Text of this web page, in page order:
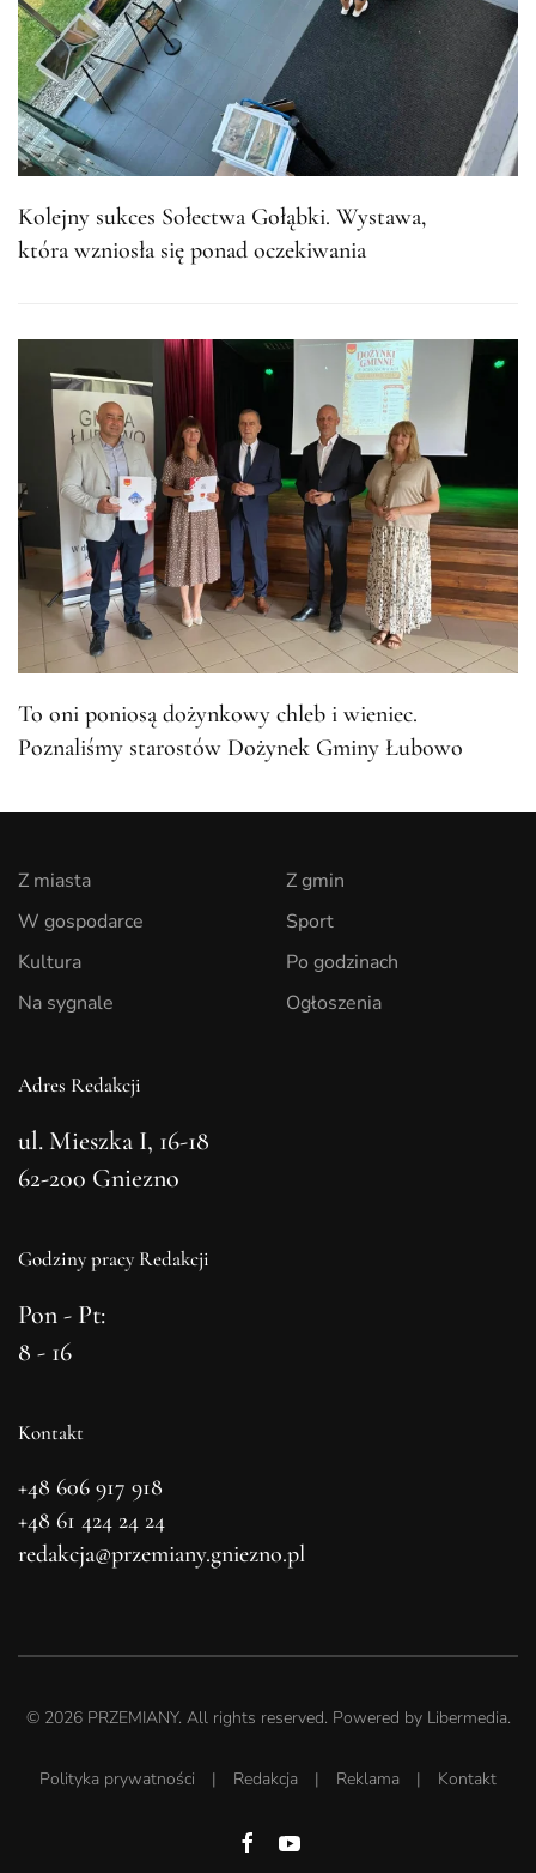
Kolejny sukces Sołectwa Gołąbki. Wystawa,
która wzniosła się ponad oczekiwania
To oni poniosą dożynkowy chleb i wieniec.
Poznaliśmy starostów Dożynek Gminy Łubowo
Z miasta
W gospodarce
Kultura
Na sygnale
Z gmin
Sport
Po godzinach
Ogłoszenia
Adres Redakcji
ul. Mieszka I, 16-18
62-200 Gniezno
Godziny pracy Redakcji
Pon - Pt:
8 - 16
Kontakt
+48 606 917 918
+48 61 424 24 24
redakcja@przemiany.gniezno.pl
© 2026PRZEMIANY. All rights reserved. Powered by Libermedia.
Polityka prywatności | Redakcja | Reklama | Kontakt